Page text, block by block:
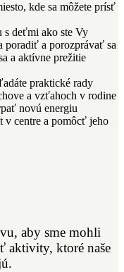
kde sa môžete prísť
s deťmi ako ste Vy
poradiť a porozprávať sa
a aktívne prežitie
praktické rady
a vzťahoch v rodine
novú energiu
v centre a pomôcť jeho
aby sme mohli
aktivity, ktoré naše